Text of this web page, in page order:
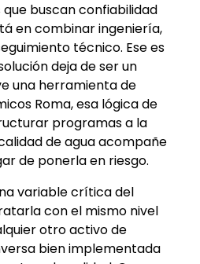
buscan confiabilidad
en combinar ingeniería,
técnico. Ese es
deja de ser un
una herramienta de
Roma, esa lógica de
programas a la
de agua acompañe
de ponerla en riesgo.
variable crítica del
con el mismo nivel
otro activo de
bien implementada